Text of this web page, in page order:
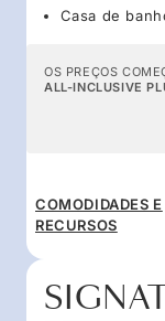
Casa de
OS PREÇOS
ALL-INCLUSIVE
COMODIDADES E
RECURSOS